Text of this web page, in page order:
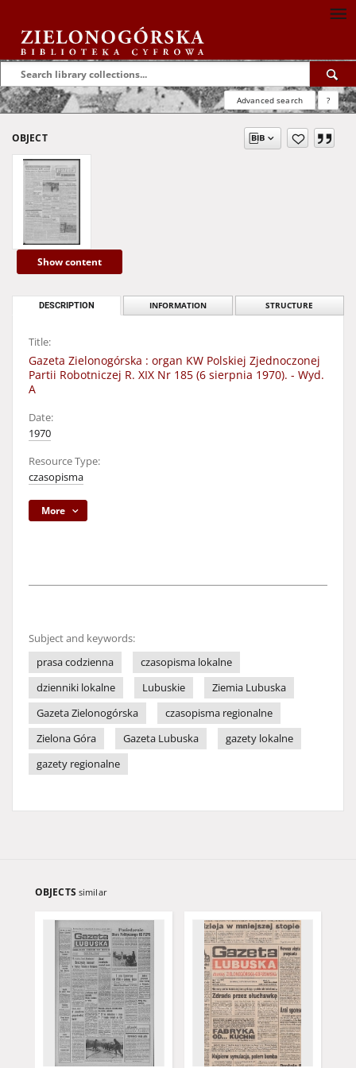
Advanced search ?
OBJECT
Show content
DESCRIPTION INFORMATION STRUCTURE
Title:
Gazeta Zielonogórska : organ KW Polskiej Zjednoczonej
Partii Robotniczej R. XIX Nr 185 (6 sierpnia 1970). - Wyd.
A
Date:
1970
Resource Type:
czasopisma
More
Subject and keywords:
prasa codzienna
czasopisma lokalne
dzienniki lokalne
Lubuskie
Ziemia Lubuska
Gazeta Zielonogórska
czasopisma regionalne
Zielona Góra
Gazeta Lubuska
gazety lokalne
gazety regionalne
OBJECTS similar